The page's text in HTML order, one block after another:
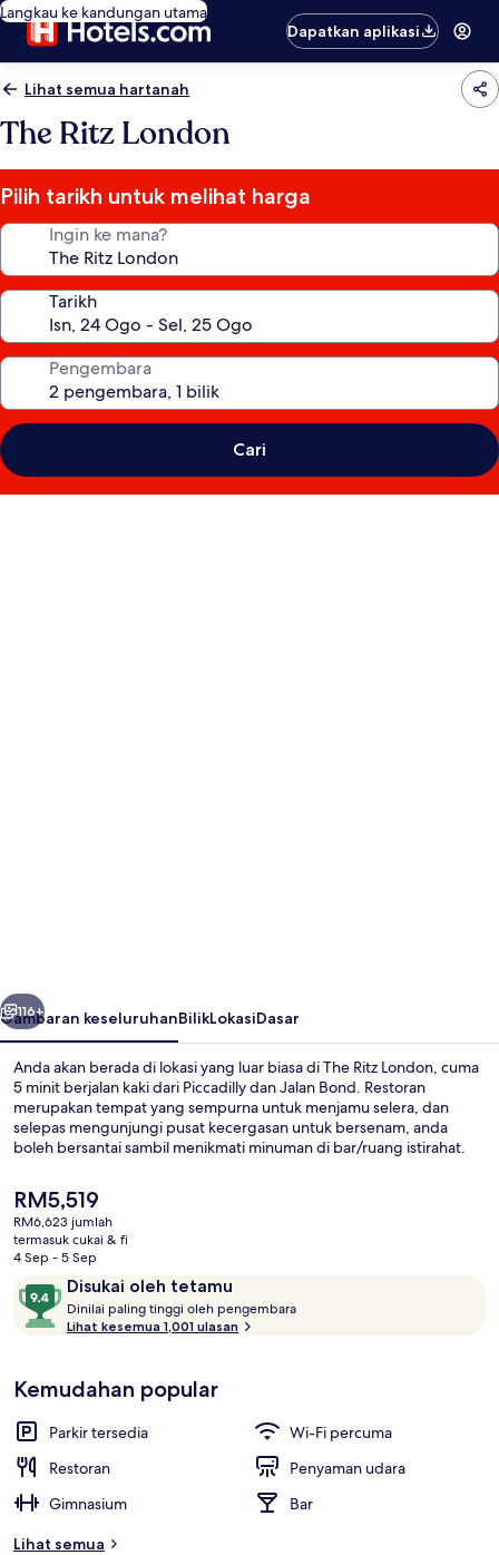
Langkau ke kandungan utama
Dapatkan aplikasi
Lihat semua hartanah
The Ritz London
Pilih tarikh untuk melihat harga
Ingin ke mana?
Tarikh
Pengembara
Cari
Seterusnya
116+
Gambaran keseluruhanBilikLokasiDasar
Anda akan berada di lokasi yang luar biasa di The Ritz London, cuma
5 minit berjalan kaki dari Piccadilly dan Jalan Bond. Restoran
merupakan tempat yang sempurna untuk menjamu selera, dan
selepas mengunjungi pusat kecergasan untuk bersenam, anda
boleh bersantai sambil menikmati minuman di bar/ruang istirahat.
tiba dengan berjalan kaki dari Piccadilly Circus dan Istana
Buckingham. Pengembara lain memuji tentang kakitangan dan
keadaan keseluruhan hartanah. Hartanah ini terletak berdekatan
dengan pengangkutan awam: jarak Stesen Bawah Tanah Green
Park hanya beberapa langkah dan Stesen Bawah Tanah Piccadilly
Circus ialah 7 minit.
Harga
semasa
ialah
RM5,519
RM5,519
RM6,623 jumlah
termasuk cukai & fi
4 Sep - 5 Sep
Ulasan Disukai oleh tetamu
9.4
daripada
10,
oleh
tetamu
Dinilai paling tinggi oleh pengembara
i
p
l
Lihat kesemua 1,001 ulasan
Kemudahan popular
Parkir tersedia
Wi-Fi percuma
Restoran
Penyaman udara
Gimnasium
Bar
Lihat semua